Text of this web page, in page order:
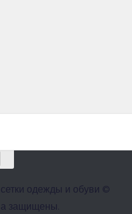
одежды и обуви ©
защищены.